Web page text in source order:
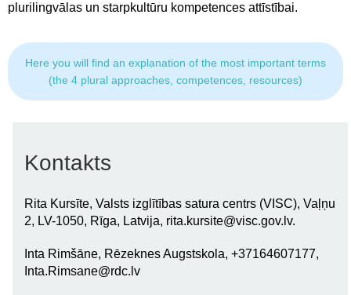
plurilingvālas un starpkultūru kompetences attīstībai.
Here you will find an explanation of the most important terms
(the 4 plural approaches, competences, resources)
Kontakts
Rita Kursīte, Valsts izglītības satura centrs (VISC), Vaļņu
2, LV-1050, Rīga, Latvija, rita.kursite@visc.gov.lv.
Inta Rimšāne, Rēzeknes Augstskola, +37164607177,
Inta.Rimsane@rdc.lv